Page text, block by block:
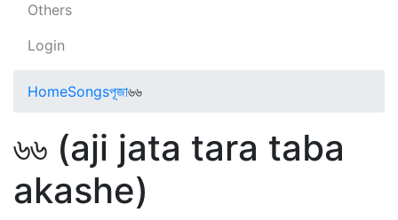
Others
Login
HomeSongsপূজা৬৬
৬৬ (aji jata tara taba
akashe)